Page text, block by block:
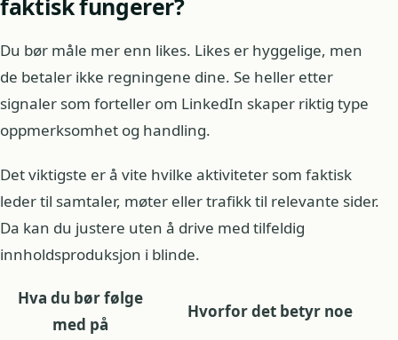
faktisk fungerer?
Du bør måle mer enn likes. Likes er hyggelige, men
de betaler ikke regningene dine. Se heller etter
signaler som forteller om LinkedIn skaper riktig type
oppmerksomhet og handling.
Det viktigste er å vite hvilke aktiviteter som faktisk
leder til samtaler, møter eller trafikk til relevante sider.
Da kan du justere uten å drive med tilfeldig
innholdsproduksjon i blinde.
Hva du bør følge
med på
Hvorfor det betyr noe